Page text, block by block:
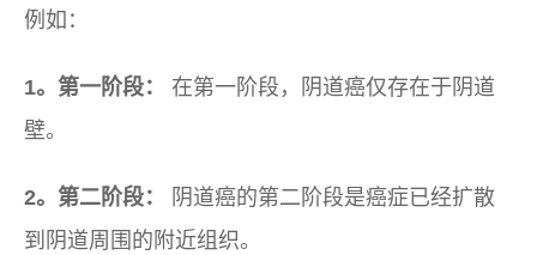
例如：
1。第一阶段：
在第一阶段，阴道癌仅存在于阴道
壁。
2。第二阶段：
阴道癌的第二阶段是癌症已经扩散
到阴道周围的附近组织。